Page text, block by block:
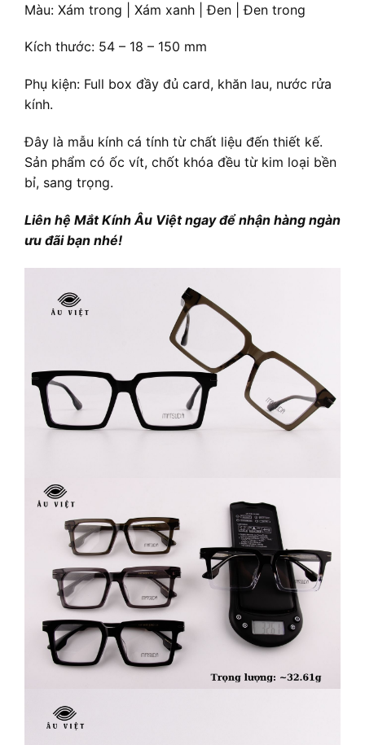
Màu: Xám trong | Xám xanh | Đen | Đen trong
Kích thước: 54 – 18 – 150 mm
Phụ kiện: Full box đầy đủ card, khăn lau, nước rửa
kính.
Đây là mẫu kính cá tính từ chất liệu đến thiết kế.
Sản phẩm có ốc vít, chốt khóa đều từ kim loại bền
bỉ, sang trọng.
Liên hệ Mắt Kính Âu Việt ngay để nhận hàng ngàn
ưu đãi bạn nhé!